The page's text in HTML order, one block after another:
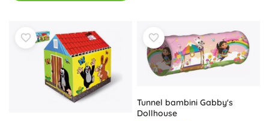
Tunnel bambini Gabby's
Dollhouse